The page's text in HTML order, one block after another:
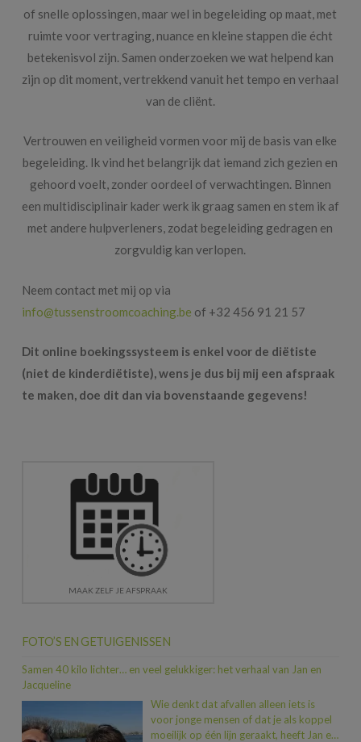
of snelle oplossingen, maar wel in begeleiding op maat, met
ruimte voor vertraging, nuance en kleine stappen die écht
betekenisvol zijn. Samen onderzoeken we wat helpend kan
zijn op dit moment, vertrekkend vanuit het tempo en verhaal
van de cliënt.
Vertrouwen en veiligheid vormen voor mij de basis van elke
begeleiding. Ik vind het belangrijk dat iemand zich gezien en
gehoord voelt, zonder oordeel of verwachtingen. Binnen
een multidisciplinair kader werk ik graag samen en stem ik af
met andere hulpverleners, zodat begeleiding gedragen en
zorgvuldig kan verlopen.
Neem contact met mij op via
info@tussenstroomcoaching.be of +32 456 91 21 57
Dit online boekingssysteem is enkel voor de diëtiste
(niet de kinderdiëtiste), wens je dus bij mij een afspraak
te maken, doe dit dan via bovenstaande gegevens!
MAAK ZELF JE AFSPRAAK
FOTO’S EN GETUIGENISSEN
Samen 40 kilo lichter… en veel gelukkiger: het verhaal van Jan en
Jacqueline
Wie denkt dat afvallen alleen iets is
voor jonge mensen of dat je als koppel
moeilijk op één lijn geraakt, heeft Jan en